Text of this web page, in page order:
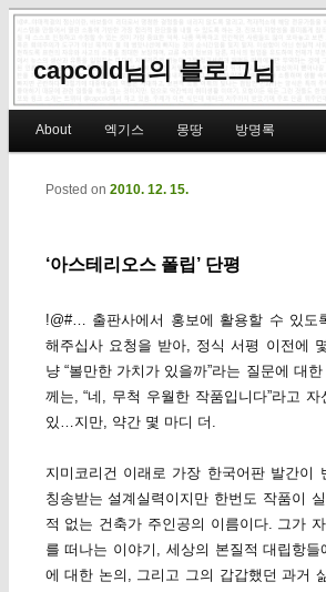
capcold님의 블로그님
Skip to primary content
Skip to secondary content
About 엑기스 몽땅 방명록
‘아스테리오스 폴립’ 단평
Posted on 2010. 12. 15.
!@#… 출판사에서 홍보에 활용할 수 있도
해주십사 요청을 받아, 정식 서평 이전에
냥 “볼만한 가치가 있을까”라는 질문에 대
께는, “네, 무척 우월한 작품입니다”라고
있…지만, 약간 몇 마디 더.
지미코리건 이래로 가장 한국어판 발간이
칭송받는 설계실력이지만 한번도 작품이
적 없는 건축가 주인공의 이름이다. 그가
를 떠나는 이야기, 세상의 본질적 대립항
에 대한 논의, 그리고 그의 갑갑했던 과거